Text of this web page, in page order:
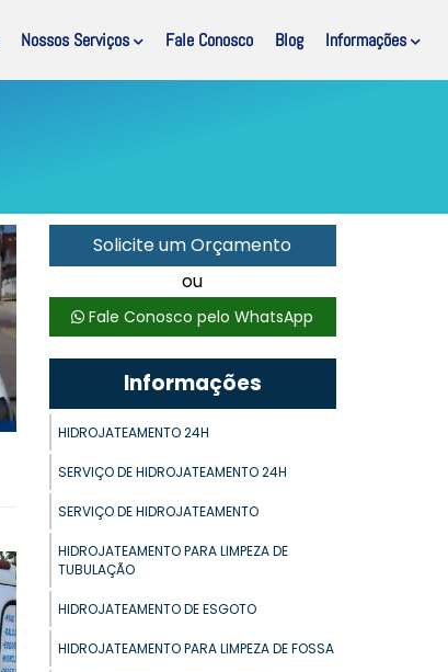
Nossos Serviços Fale Conosco Blog Informações
Solicite um Orçamento
ou
Fale Conosco pelo WhatsApp
Informações
HIDROJATEAMENTO 24H
SERVIÇO DE HIDROJATEAMENTO 24H
SERVIÇO DE HIDROJATEAMENTO
HIDROJATEAMENTO PARA LIMPEZA DE
TUBULAÇÃO
HIDROJATEAMENTO DE ESGOTO
HIDROJATEAMENTO PARA LIMPEZA DE FOSSA